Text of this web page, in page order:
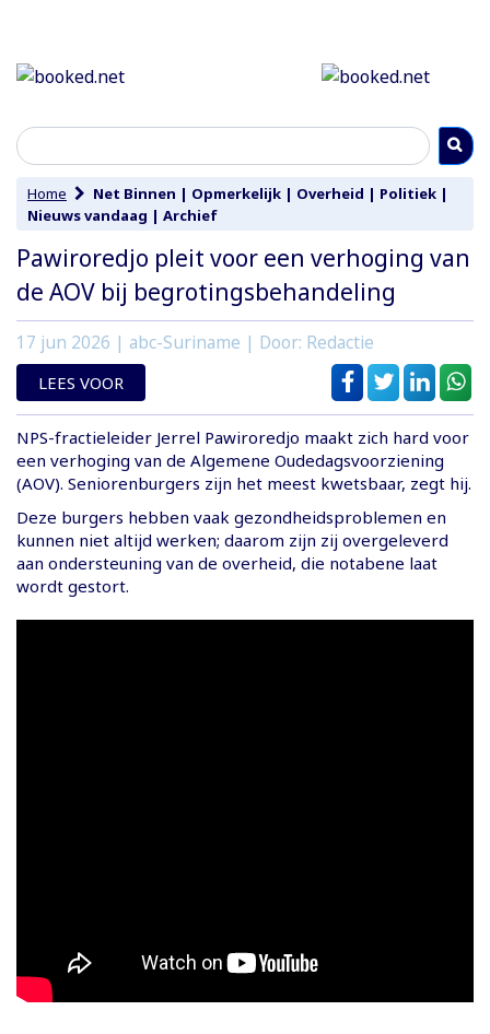
Home Net Binnen | Opmerkelijk | Overheid | Politiek |
Nieuws vandaag | Archief
Pawiroredjo pleit voor een verhoging van
de AOV bij begrotingsbehandeling
17 jun 2026 | abc-Suriname | Door: Redactie
LEES VOOR
NPS-fractieleider Jerrel Pawiroredjo maakt zich hard voor
een verhoging van de Algemene Oudedagsvoorziening
(AOV). Seniorenburgers zijn het meest kwetsbaar, zegt hij.
Deze burgers hebben vaak gezondheidsproblemen en
kunnen niet altijd werken; daarom zijn zij overgeleverd
aan ondersteuning van de overheid, die notabene laat
wordt gestort.